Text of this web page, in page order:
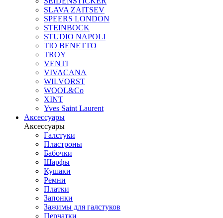
SLAVA ZAITSEV
SPEERS LONDON
STEINBOCK
STUDIO NAPOLI
TIO BENETTO
TROY
VENTI
VIVACANA
WILVORST
WOOL&Co
XINT
Yves Saint Laurent
Аксессуары
Аксессуары
Галстуки
Пластроны
Бабочки
Шарфы
Кушаки
Ремни
Платки
Запонки
Зажимы для галстуков
Перчатки